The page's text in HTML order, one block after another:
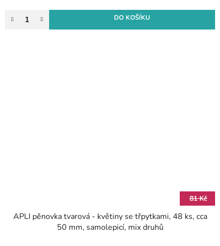
DO KOŠÍKU
81 Kč
APLI pěnovka tvarová - květiny se třpytkami, 48 ks, cca
50 mm, samolepicí, mix druhů